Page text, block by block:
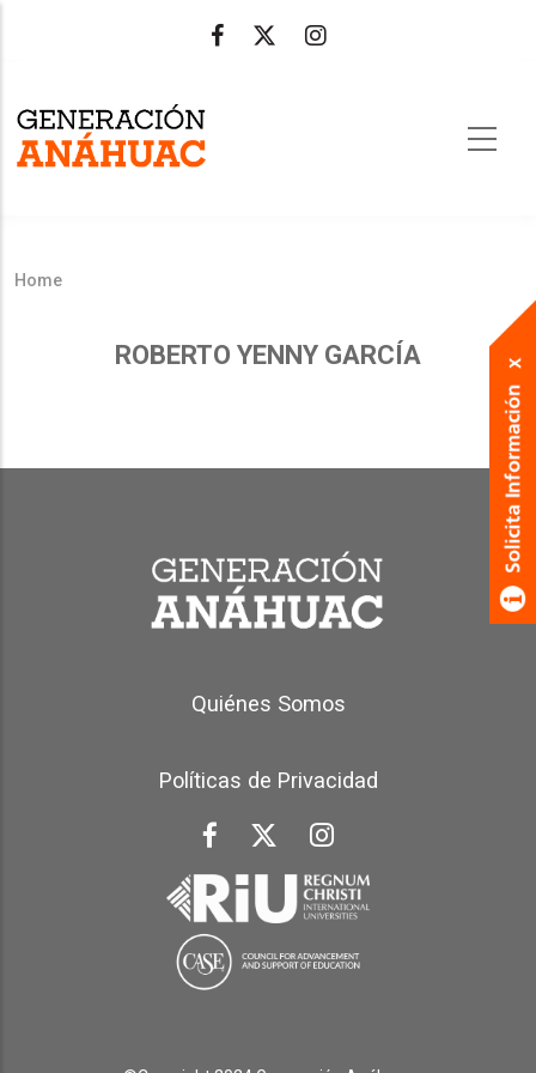
main
content
Breadcrumb
Home
ROBERTO YENNY GARCÍA
Quiénes Somos
Políticas de Privacidad